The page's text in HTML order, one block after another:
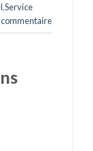
,Service
commentaire